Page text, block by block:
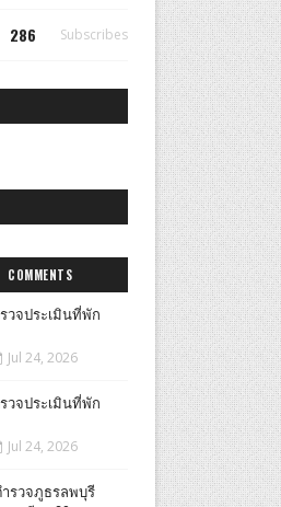
286 Subscribes
COMMENTS
วจประเมินที่พัก
Jul 24, 2026
วจประเมินที่พัก
Jul 24, 2026
รวจภูธรลพบุรี